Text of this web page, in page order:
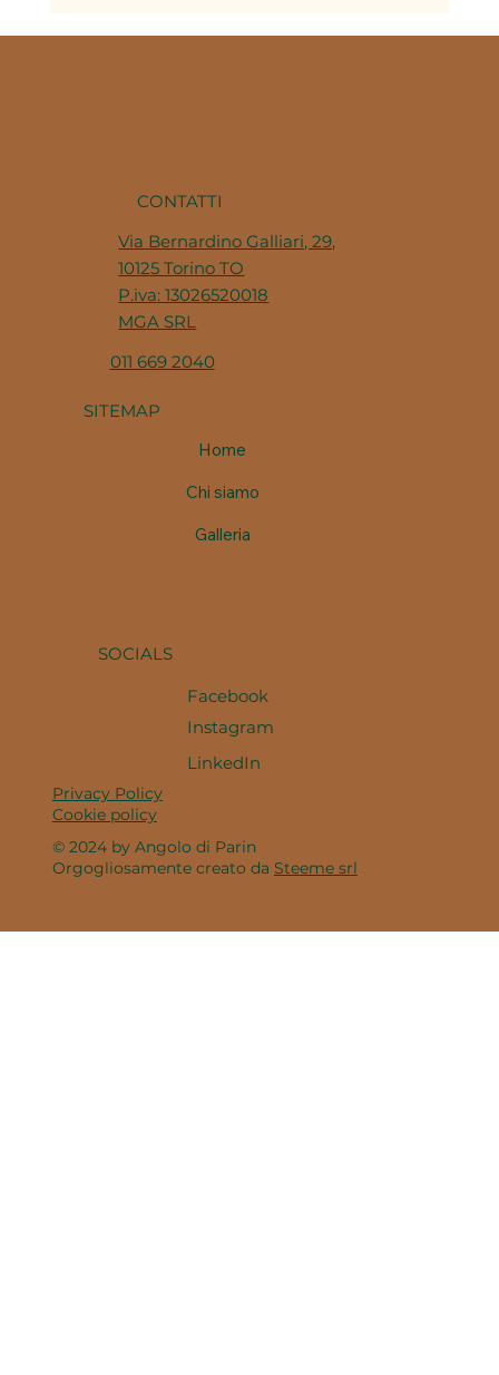
CONTATTI
Via Bernardino Galliari, 29,
10125 Torino TO
P.iva: 13026520018
MGA SRL
011 669 2040
SITEMAP
Home
Chi siamo
Galleria
SOCIALS
Facebook
Instagram
LinkedIn
Privacy Policy
Cookie policy
© 2024 by Angolo di Parin
Orgogliosamente creato da Steeme srl